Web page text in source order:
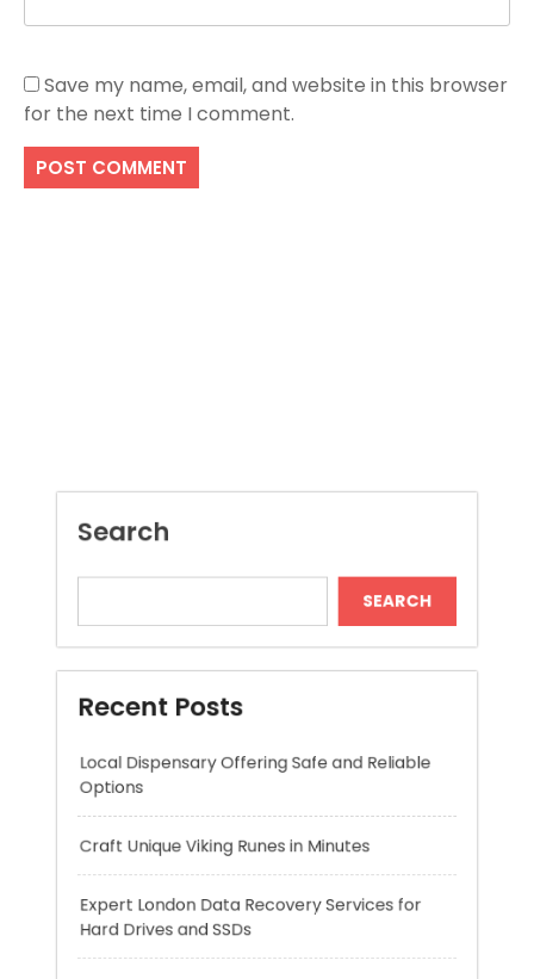
Save my name, email, and website in this browser
for the next time I comment.
Recent Posts
Local Dispensary Offering Safe and Reliable
Options
Craft Unique Viking Runes in Minutes
Expert London Data Recovery Services for
Hard Drives and SSDs
Skywwward Helps Brands Grow With Webflow
Winning More with Trusted Online Slot Sites